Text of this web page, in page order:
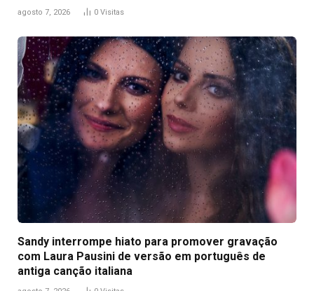
agosto 7, 2026 0 Visitas
Sandy interrompe hiato para promover gravação
com Laura Pausini de versão em português de
antiga canção italiana